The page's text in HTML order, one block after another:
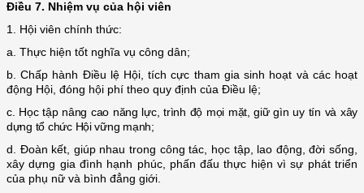
Điều 7. Nhiệm vụ của hội viên
1. Hội viên chính thức:
a. Thực hiện tốt nghĩa vụ công dân;
b. Chấp hành Điều lệ Hội, tích cực tham gia sinh hoạt và các hoạt
động Hội, đóng hội phí theo quy định của Điều lệ;
c. Học tập nâng cao năng lực, trình độ mọi mặt, giữ gìn uy tín và xây
dựng tổ chức Hội vững mạnh;
d. Đoàn kết, giúp nhau trong công tác, học tập, lao động, đời sống,
xây dựng gia đình hạnh phúc, phấn đấu thực hiện vì sự phát triển
của phụ nữ và bình đẳng giới.